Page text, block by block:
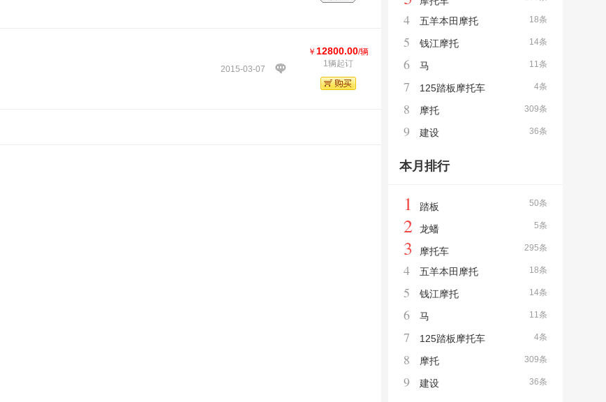
2015-03-07
￥ 12800.00/辆
1辆起订
18条
4 五羊本田摩托
14条
5 钱江摩托
11条
6 马
4条
7 125踏板摩托车
309条
8 摩托
36条
9 建设
本月排行
50条
1 踏板
5条
2 龙蟠
295条
3 摩托车
18条
4 五羊本田摩托
14条
5 钱江摩托
11条
6 马
4条
7 125踏板摩托车
309条
8 摩托
36条
9 建设